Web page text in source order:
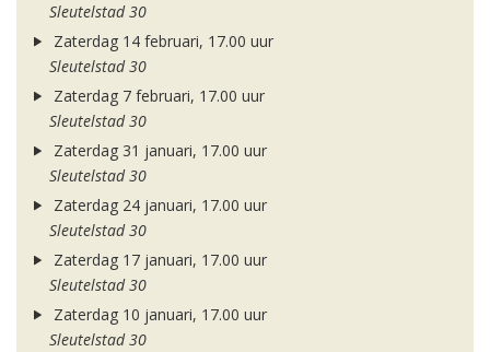
Sleutelstad 30
Zaterdag 14 februari, 17.00 uur
Sleutelstad 30
Zaterdag 7 februari, 17.00 uur
Sleutelstad 30
Zaterdag 31 januari, 17.00 uur
Sleutelstad 30
Zaterdag 24 januari, 17.00 uur
Sleutelstad 30
Zaterdag 17 januari, 17.00 uur
Sleutelstad 30
Zaterdag 10 januari, 17.00 uur
Sleutelstad 30